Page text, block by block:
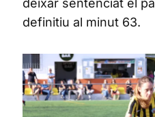
deixar sentenciat el
definitiu al minut 63.